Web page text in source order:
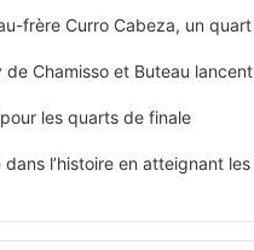
frère Curro Cabeza, un
de Chamisso et Buteau
les quarts de finale
l’histoire en atteignant